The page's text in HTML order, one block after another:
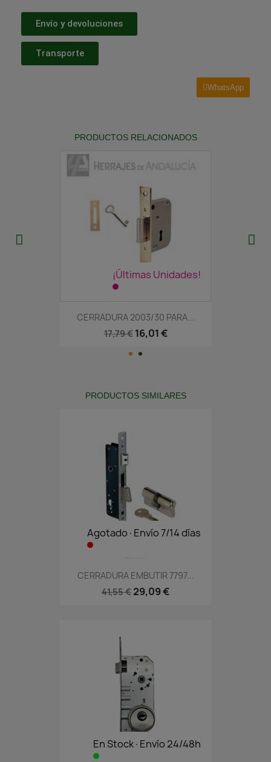
Envío y devoluciones
Transporte
WhatsApp
PRODUCTOS RELACIONADOS
¡Últimas Unidades!
CERRADURA 2003/30 PARA...
17,79 € 16,01 €
PRODUCTOS SIMILARES
Agotado·Envío 7/14 días
CERRADURA EMBUTIR 7797...
41,55 € 29,09 €
En Stock·Envío 24/48h